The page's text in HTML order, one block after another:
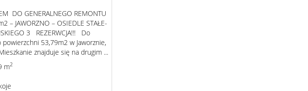
DO GENERALNEGO REMONTU
– JAWORZNO – OSIEDLE STAŁE-
3 REZERWCJA!!! Do
53,79m2 w Jaworznie,
znajduje się na drugim ...
m2